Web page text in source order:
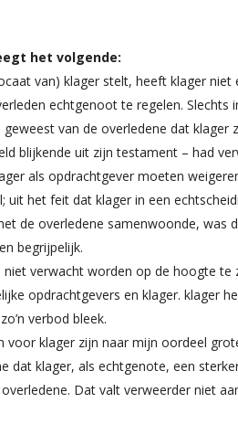
het volgende:
van) klager stelt, heeft klager
echtgenoot te regelen. Slechts
van de overledene dat klager
blijkende uit zijn testament – had
als opdrachtgever moeten
uit het feit dat klager in een
de overledene samenwoonde, was
begrijpelijk.
niet verwacht worden op de hoogte
opdrachtgevers en klager. klager
verbod bleek.
voor klager zijn naar mijn oordeel
dat klager, als echtgenote, een
Dat valt verweerder niet